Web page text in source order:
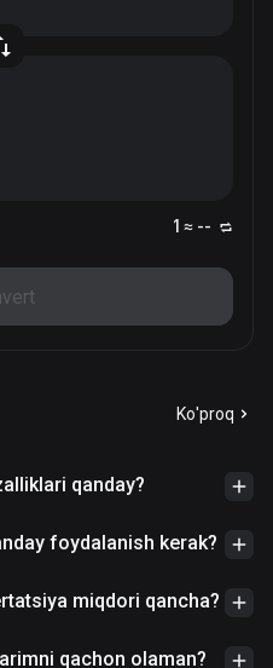
1 ≈ --
Ko'proq
qanday?
foydalanish kerak?
miqdori qancha?
qachon olaman?